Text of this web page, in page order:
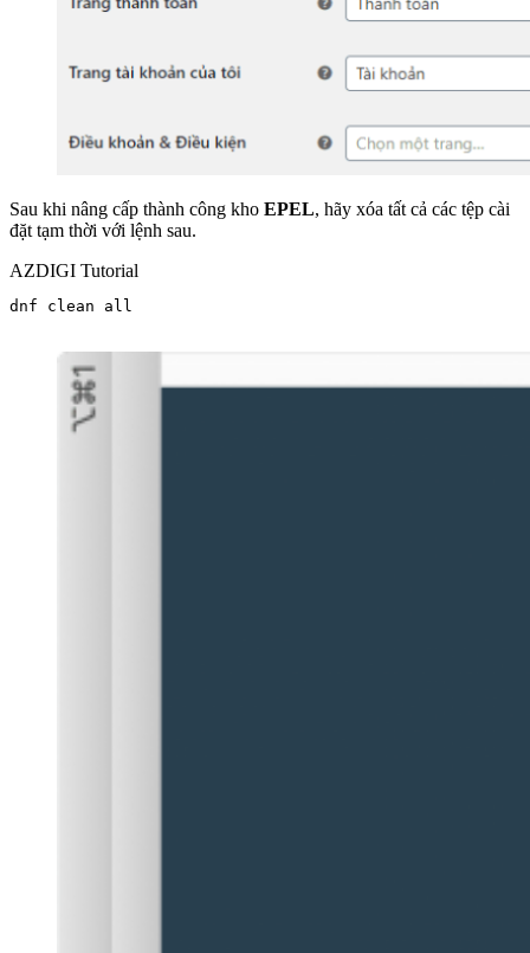
Sau khi nâng cấp thành công kho EPEL, hãy xóa tất cả các tệp cài
đặt tạm thời với lệnh sau.
AZDIGI Tutorial
dnf clean all